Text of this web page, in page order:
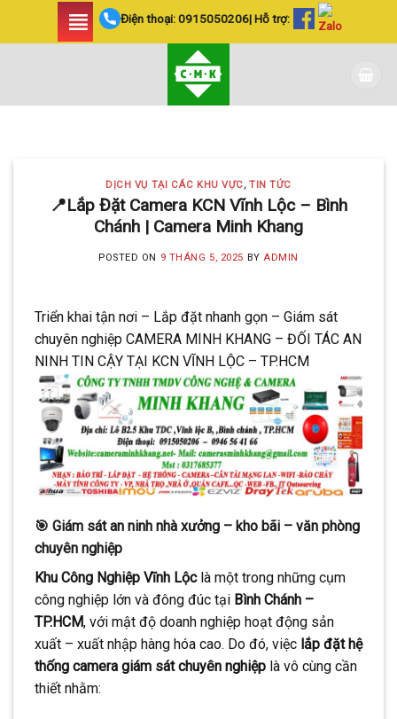
Điện thoại:0915050206| Hỗ trợ:
HUYỆN BÌNH CHÁNH
SIÊU AN NINH VÀ SIÊU
TIẾT KIỆM | CAMERA
20 Tháng 5, 2025
Với hơn 5 năm kinh nghiệm, Camera
Minh Khang là đơn vị hàng đầu trong [...]
DỊCH VỤ TẠI CÁC KHU VỰC,TIN TỨC
📍Lắp Đặt Camera KCN Vĩnh Lộc – Bình
Chánh | Camera Minh Khang
POSTED ON 9 THÁNG 5, 2025 BY ADMIN
Triển khai tận nơi – Lắp đặt nhanh gọn – Giám sát
chuyên nghiệp CAMERA MINH KHANG – ĐỐI TÁC AN
NINH TIN CẬY TẠI KCN VĨNH LỘC – TP.HCM
🎯 Giám sát an ninh nhà xưởng – kho bãi – văn phòng
chuyên nghiệp
Khu Công Nghiệp Vĩnh Lộclà một trong những cụm
công nghiệp lớn và đông đúc tại Bình Chánh –
TP.HCM, với mật độ doanh nghiệp hoạt động sản
xuất – xuất nhập hàng hóa cao. Do đó, việc lắp đặt hệ
thống camera giám sát chuyên nghiệp là vô cùng cần
thiết nhằm: